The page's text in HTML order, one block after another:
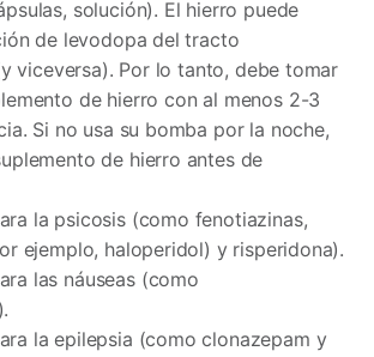
solución). El hierro puede
de levodopa del tracto
viceversa). Por lo tanto, debe tomar
de hierro con al menos 2-3
Si no usa su bomba por la noche,
de hierro antes de
la psicosis (como fenotiazinas,
ejemplo, haloperidol) y risperidona).
las náuseas (como
la epilepsia (como clonazepam y